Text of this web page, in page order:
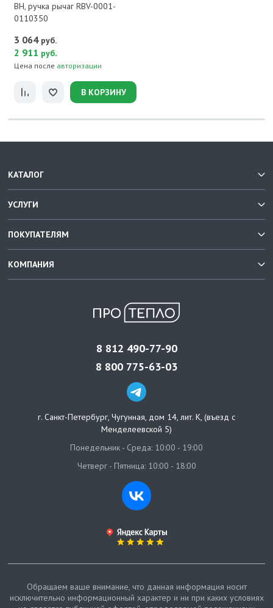
ВН, ручка рычаг RBV-0001-
0110350
3 064 руб.
2 911 руб.
Цена после авторизации
В КОРЗИНУ
КАТАЛОГ
УСЛУГИ
ПОКУПАТЕЛЯМ
КОМПАНИЯ
8 812 490-77-90
8 800 775-63-03
г. Санкт-Петербург, Чугунная, дом 14, лит. К, (въезд с
Менделеевской 5)
Понедельник - Среда: 10:00 - 19:00
Четверг - Пятница: 10:00 - 18:00
Обращаем ваше внимание, что данная информация носит
исключительно информационный характер и ни при каких условиях